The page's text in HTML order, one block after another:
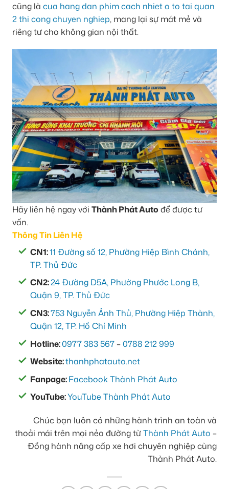
cũng là cua hang dan phim cach nhiet o to tai quan
2 thi cong chuyen nghiep, mang lại sự mát mẻ và
riêng tư cho không gian nội thất.
Hãy liên hệ ngay với Thành Phát Auto để được tư
vấn.
Thông Tin Liên Hệ
CN1:11 Đường số 12, Phường Hiệp Bình Chánh,
TP. Thủ Đức
CN2:24 Đường D5A, Phường Phước Long B,
Quận 9, TP. Thủ Đức
CN3:753 Nguyễn Ảnh Thủ, Phường Hiệp Thành,
Quận 12, TP. Hồ Chí Minh
Hotline:0977 383 567 –0788 212 999
Website:thanhphatauto.net
Fanpage:Facebook Thành Phát Auto
YouTube:YouTube Thành Phát Auto
Chúc bạn luôn có những hành trình an toàn và
thoải mái trên mọi nẻo đường từThành Phát Auto –
Đồng hành nâng cấp xe hơi chuyên nghiệp cùng
Thành Phát Auto.